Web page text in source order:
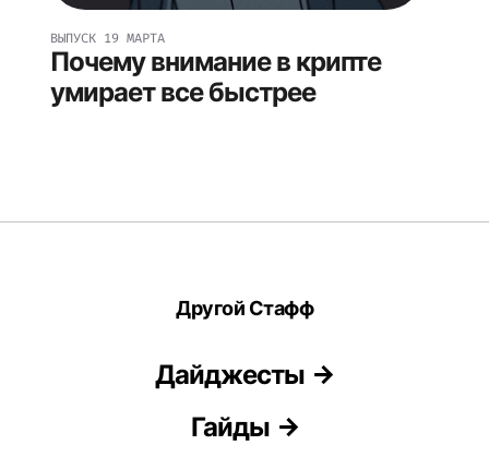
ВЫПУСК 19 МАРТА
Почему внимание в крипте
умирает все быстрее
Другой Стафф
Дайджесты
Гайды